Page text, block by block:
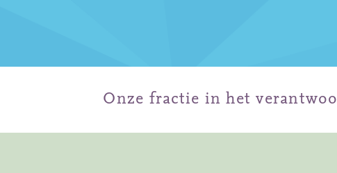
Onze fractie in het